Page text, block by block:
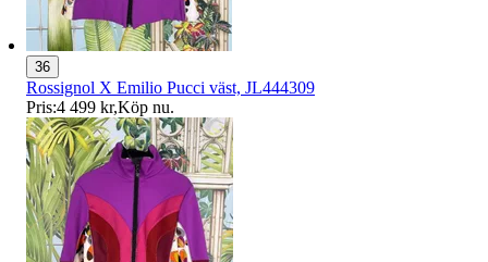
36
Rossignol X Emilio Pucci väst, JL444309
Pris:4 499 kr,Köp nu.